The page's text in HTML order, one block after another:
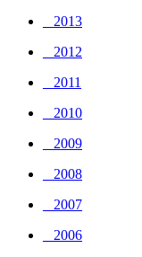
_ 2013
_ 2012
_ 2011
_ 2010
_ 2009
_ 2008
_ 2007
_ 2006